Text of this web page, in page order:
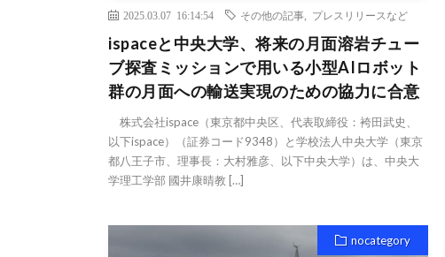
2025.03.07 16:14:54 その他の記事 プレスリリースなど
ispaceと中央大学、将来の月面溶岩チュー
ブ探査ミッションで用いる小型AIロボット
群の月面への輸送実現のための協力に合意
株式会社ispace（東京都中央区、代表取締役：袴田武史、
以下ispace）（証券コード9348）と学校法人中央大学（東京
都八王子市、理事長：大村雅彦、以下中央大学）は、中央大
学理工学部 國井康晴教 […]
nocategory